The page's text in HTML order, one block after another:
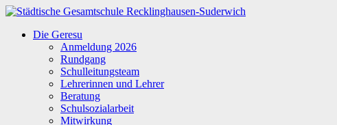
Zum
springen
Städtische
Gesamtschule
Recklinghausen-
Suderwich
Die Geresu
Anmeldung 2026
Rundgang
Schulleitungsteam
Lehrerinnen und Lehrer
Beratung
Schulsozialarbeit
Mitwirkung